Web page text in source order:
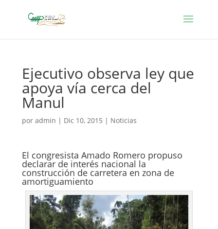
Ejecutivo observa ley que
apoya vía cerca del
Manul
por admin | Dic 10, 2015 | Noticias
El congresista Amado Romero propuso
declarar de interés nacional la
construcción de carretera en zona de
amortiguamiento